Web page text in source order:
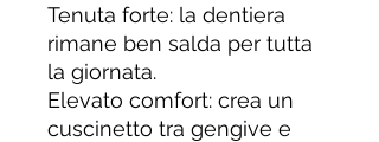
Tenuta forte: la dentiera
rimane ben salda per tutta
la giornata.
Elevato comfort: crea un
cuscinetto tra gengive e